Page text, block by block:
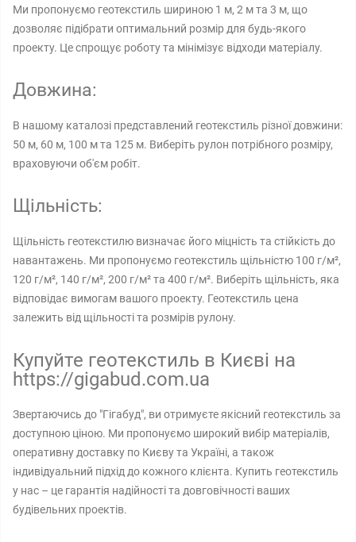
Ми пропонуємо геотекстиль шириною 1 м, 2 м та 3 м, що
дозволяє підібрати оптимальний розмір для будь-якого
проекту. Це спрощує роботу та мінімізує відходи матеріалу.
Довжина:
В нашому каталозі представлений геотекстиль різної довжини:
50 м, 60 м, 100 м та 125 м. Виберіть рулон потрібного розміру,
враховуючи об'єм робіт.
Щільність:
Щільність геотекстилю визначає його міцність та стійкість до
навантажень. Ми пропонуємо геотекстиль щільністю 100 г/м²,
120 г/м², 140 г/м², 200 г/м² та 400 г/м². Виберіть щільність, яка
відповідає вимогам вашого проекту. Геотекстиль цена
залежить від щільності та розмірів рулону.
Купуйте геотекстиль в Києві на
https://gigabud.com.ua
Звертаючись до "Гігабуд", ви отримуєте якісний геотекстиль за
доступною ціною. Ми пропонуємо широкий вибір матеріалів,
оперативну доставку по Києву та Україні, а також
індивідуальний підхід до кожного клієнта. Купить геотекстиль
у нас – це гарантія надійності та довговічності ваших
будівельних проектів.